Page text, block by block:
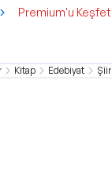
Premium'u Keşfet
Kitap Edebiyat Şiir